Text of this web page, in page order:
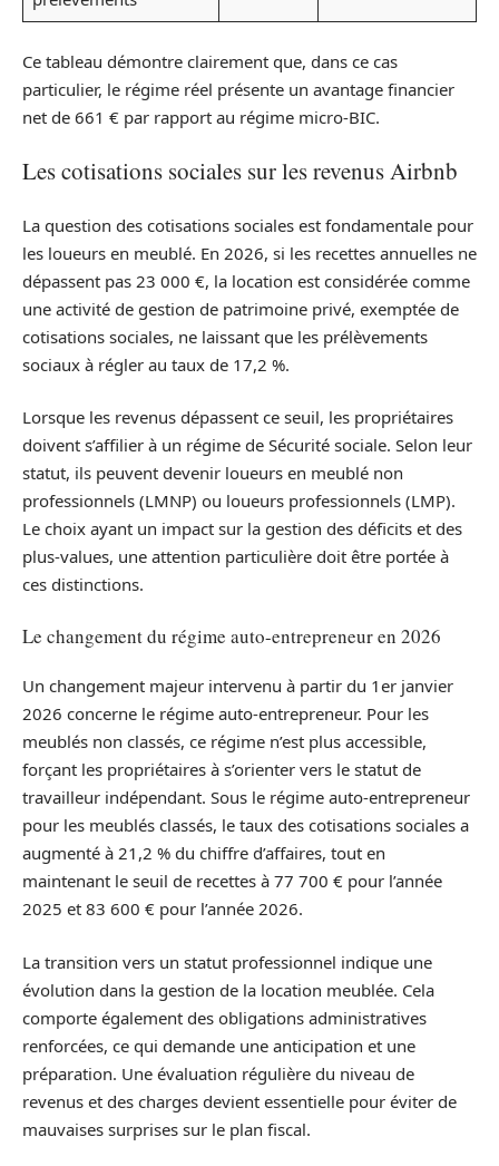
Ce tableau démontre clairement que, dans ce cas
particulier, le régime réel présente un avantage financier
net de 661 € par rapport au régime micro-BIC.
Les cotisations sociales sur les revenus Airbnb
La question des cotisations sociales est fondamentale pour
les loueurs en meublé. En 2026, si les recettes annuelles ne
dépassent pas 23 000 €, la location est considérée comme
une activité de gestion de patrimoine privé, exemptée de
cotisations sociales, ne laissant que les prélèvements
sociaux à régler au taux de 17,2 %.
Lorsque les revenus dépassent ce seuil, les propriétaires
doivent s’affilier à un régime de Sécurité sociale. Selon leur
statut, ils peuvent devenir loueurs en meublé non
professionnels (LMNP) ou loueurs professionnels (LMP).
Le choix ayant un impact sur la gestion des déficits et des
plus-values, une attention particulière doit être portée à
ces distinctions.
Le changement du régime auto-entrepreneur en 2026
Un changement majeur intervenu à partir du 1er janvier
2026 concerne le régime auto-entrepreneur. Pour les
meublés non classés, ce régime n’est plus accessible,
forçant les propriétaires à s’orienter vers le statut de
travailleur indépendant. Sous le régime auto-entrepreneur
pour les meublés classés, le taux des cotisations sociales a
augmenté à 21,2 % du chiffre d’affaires, tout en
maintenant le seuil de recettes à 77 700 € pour l’année
2025 et 83 600 € pour l’année 2026.
La transition vers un statut professionnel indique une
évolution dans la gestion de la location meublée. Cela
comporte également des obligations administratives
renforcées, ce qui demande une anticipation et une
préparation. Une évaluation régulière du niveau de
revenus et des charges devient essentielle pour éviter de
mauvaises surprises sur le plan fiscal.